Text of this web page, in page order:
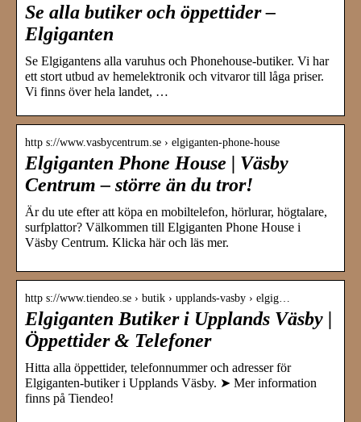
Se alla butiker och öppettider –
Elgiganten
Se Elgigantens alla varuhus och Phonehouse-butiker. Vi har
ett stort utbud av hemelektronik och vitvaror till låga priser.
Vi finns över hela landet, …
http s://www.vasbycentrum.se › elgiganten-phone-house
Elgiganten Phone House | Väsby
Centrum – större än du tror!
Är du ute efter att köpa en mobiltelefon, hörlurar, högtalare,
surfplattor? Välkommen till Elgiganten Phone House i
Väsby Centrum. Klicka här och läs mer.
http s://www.tiendeo.se › butik › upplands-vasby › elgig…
Elgiganten Butiker i Upplands Väsby |
Öppettider & Telefoner
Hitta alla öppettider, telefonnummer och adresser för
Elgiganten-butiker i Upplands Väsby. ➤ Mer information
finns på Tiendeo!